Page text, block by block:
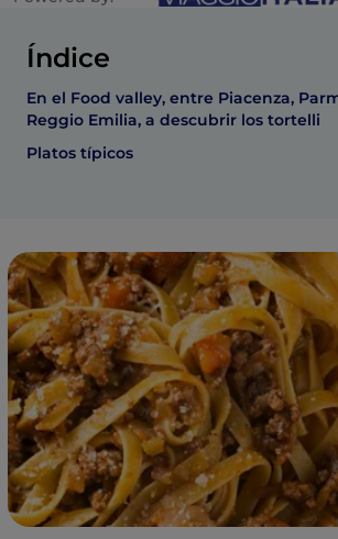
Índice
En el Food valley, entre Piacenza,
Reggio Emilia, a descubrir los tortelli
Platos típicos